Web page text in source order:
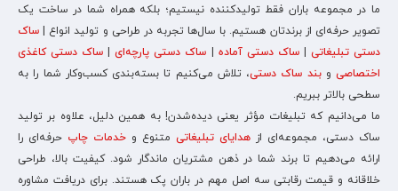
ما در مجموعه باران فقط تولیدکننده نیستیم؛ بلکه همراه شما در ساخت یک
تصویر حرفه‌ای از برندتان هستیم. با سال‌ها تجربه در طراحی و تولید انواع | ساک
دستی تبلیغاتی |ساک دستی آماده | ساک دستی پارچه‌ای| ساک دستی کاغذی
اختصاصی وبند ساک دستی، تلاش می‌کنیم تا بسته‌بندی کسب‌وکار شما را به
سطحی بالاتر ببریم.
ما می‌دانیم که تبلیغات مؤثر یعنی دیده‌شدن! به همین دلیل، علاوه بر تولید
ساک دستی، مجموعه‌ای از هدایای تبلیغاتی متنوع و خدمات چاپ حرفه‌ای را
ارائه می‌دهیم تا برند شما در ذهن مشتریان ماندگار شود. کیفیت بالا، طراحی
خلاقانه و قیمت رقابتی سه اصل مهم در باران پک هستند. برای دریافت مشاوره